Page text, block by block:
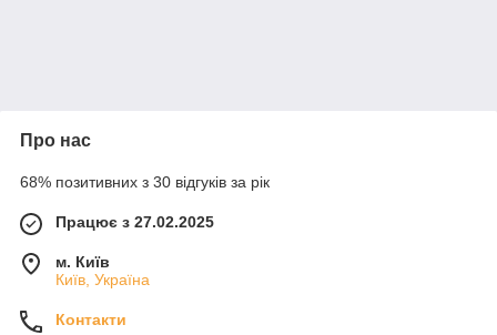
Про нас
68% позитивних з 30 відгуків за рік
Працює з 27.02.2025
м. Київ
Київ, Україна
Контакти